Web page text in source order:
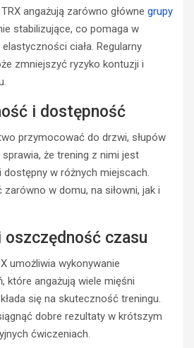
angażują zarówno główne grupy
stabilizujące, co pomaga w
ciała. Regularny
zmniejszyć ryzyko kontuzji i
i dostępność
przymocować do drzwi, słupów
że trening z nimi jest
dostępny w różnych miejscach.
w domu, na siłowni, jak i
czasu
umożliwia wykonywanie
które angażują wiele mięśni
się na skuteczność treningu.
dobre rezultaty w krótszym
ćwiczeniach.